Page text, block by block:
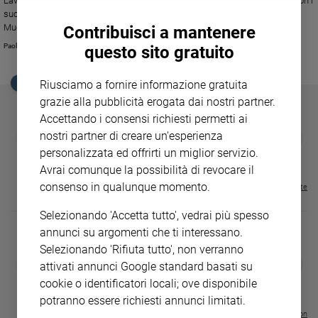
e
Diritti
Aziende
settimana
Migranti
Diversità
inclusione
Cultura
suoi gesti, fa magistero. In un libro appena uscito il vaticanista Mimmo
Muolo esamina la gestualità di questo Pontefice, che come motto ha
scelto un’azione di Gesù: «Fissatolo, lo amò»
Paolo Pegoraro
EDICOLA SAN PAOLO
GBABY
€ 21,90
FAMIGLIA CRISTIANA
€ 104,00
Visualizza tutte le riviste
LE GRANDI BASILICHE ITALIANE
- VOL DA 1 AL 5
€ 64,50
€ 8,90
- € 8,90
Visualizza tutte le collection
Contribuisci a mantenere
questo sito gratuito
Riusciamo a fornire informazione gratuita
grazie alla pubblicità erogata dai nostri partner.
Accettando i consensi richiesti permetti ai
nostri partner di creare un'esperienza
personalizzata ed offrirti un miglior servizio.
Avrai comunque la possibilità di revocare il
consenso in qualunque momento.
Selezionando 'Accetta tutto', vedrai più spesso
annunci su argomenti che ti interessano.
Selezionando 'Rifiuta tutto', non verranno
attivati annunci Google standard basati su
cookie o identificatori locali; ove disponibile
potranno essere richiesti annunci limitati.